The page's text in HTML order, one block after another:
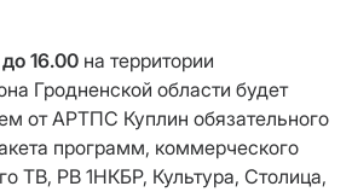
16.00 на территории
Гродненской области будет
от АРТПС Куплин обязательного
программ, коммерческого
ТВ, РВ 1НКБР, Культура, Столица,